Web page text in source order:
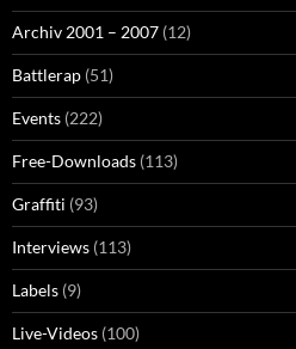
Archiv 2001 – 2007 (12)
Battlerap (51)
Events (222)
Free-Downloads (113)
Graffiti (93)
Interviews (113)
Labels (9)
Live-Videos (100)